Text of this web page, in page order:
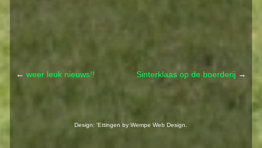
Post navigation
← weer leuk nieuws!! Sinterklaas op de boerderij →
Design: 'Ettingen byWempe Web Design.